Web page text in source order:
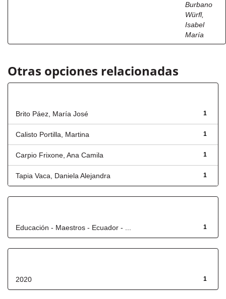
Burbano
Würfl,
Isabel
María
Otras opciones relacionadas
1
Brito Páez, María José
1
Calisto Portilla, Martina
1
Carpio Frixone, Ana Camila
1
Tapia Vaca, Daniela Alejandra
1
Educación - Maestros - Ecuador - ...
1
2020